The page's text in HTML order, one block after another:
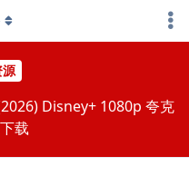
Disney+ 1080p 夸克
载